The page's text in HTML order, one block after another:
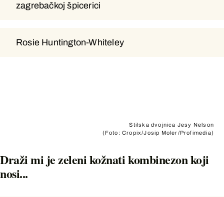
zagrebačkoj špicerici
Rosie Huntington-Whiteley
zagrebačkoj špicerici
Rosie Huntington-Whiteley
Stilska dvojnica Jesy Nelson
(Foto: Cropix/Josip Moler/Profimedia)
Draži mi je zeleni kožnati kombinezon koji
nosi...